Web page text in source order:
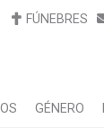
FÚNEBRES
GÉNERO